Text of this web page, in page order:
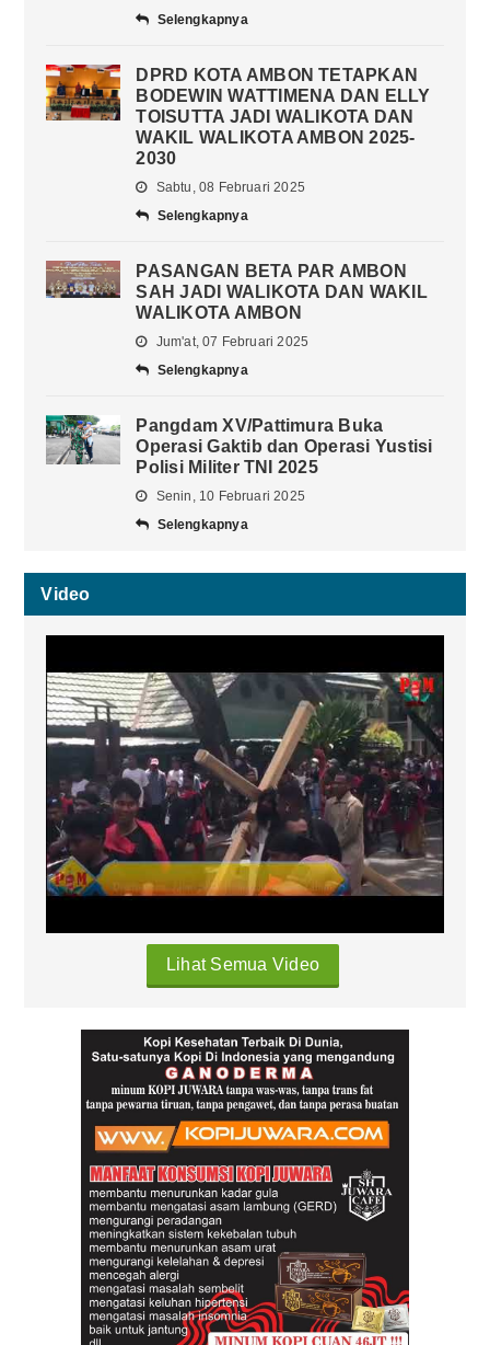
Selengkapnya
DPRD KOTA AMBON TETAPKAN
BODEWIN WATTIMENA DAN ELLY
TOISUTTA JADI WALIKOTA DAN
WAKIL WALIKOTA AMBON 2025-
2030
Sabtu, 08 Februari 2025
Selengkapnya
PASANGAN BETA PAR AMBON
SAH JADI WALIKOTA DAN WAKIL
WALIKOTA AMBON
Jum'at, 07 Februari 2025
Selengkapnya
Pangdam XV/Pattimura Buka
Operasi Gaktib dan Operasi Yustisi
Polisi Militer TNI 2025
Senin, 10 Februari 2025
Selengkapnya
Video
Lihat Semua Video